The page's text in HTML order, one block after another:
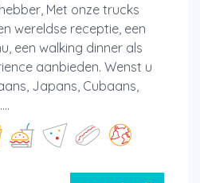
Met onze trucks
wereldse receptie, een
een walking dinner als
aanbieden. Wenst u
Japans, Cubaans,